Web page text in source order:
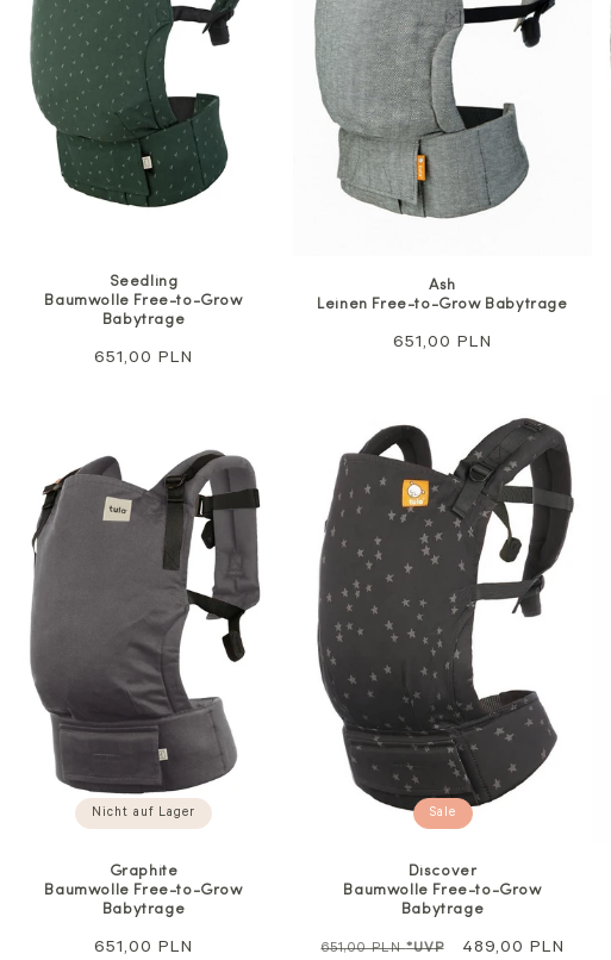
Seedling
Baumwolle Free-to-Grow
Babytrage
Regulärer
651,00 PLN
Ash
Leinen Free-to-Grow Babytrage
Regulärer
651,00 PLN
Nicht auf Lager
Graphite
Baumwolle Free-to-Grow
Babytrage
Regulärer
651,00 PLN
Sale
Discover
Baumwolle Free-to-Grow
Babytrage
Regulärer
651,00 PLN*UVP Sale
489,00 PLN